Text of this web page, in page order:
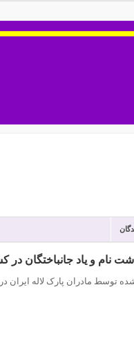
نام و یاد جانباختگان در کشتار سال
توسط مادران پارک لاله ایران در